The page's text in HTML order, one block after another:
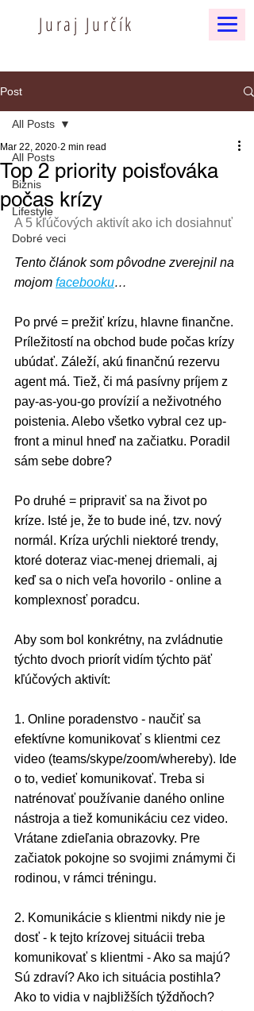
Juraj Jurčík
Post
All Posts
Biznis
Lifestyle
Dobré veci
All Posts
Top 2 priority poisťováka
počas krízy
Mar 22, 2020 2 min read
A 5 kľúčových aktivít ako ich dosiahnuť
Tento článok som pôvodne zverejnil na
mojom facebooku…
Po prvé = prežiť krízu, hlavne finančne.
Príležitostí na obchod bude počas krízy
ubúdať. Záleží, akú finančnú rezervu
agent má. Tiež, či má pasívny príjem z
pay-as-you-go provízií a neživotného
poistenia. Alebo všetko vybral cez up-
front a minul hneď na začiatku. Poradil
sám sebe dobre?
Po druhé = pripraviť sa na život po
kríze. Isté je, že to bude iné, tzv. nový
normál. Kríza urýchli niektoré trendy,
ktoré doteraz viac-menej driemali, aj
keď sa o nich veľa hovorilo - online a
komplexnosť poradcu.
Aby som bol konkrétny, na zvládnutie
týchto dvoch priorít vidím týchto päť
kľúčových aktivít:
1. Online poradenstvo - naučiť sa
efektívne komunikovať s klientmi cez
video (teams/skype/zoom/whereby). Ide
o to, vedieť komunikovať. Treba si
natrénovať používanie daného online
nástroja a tiež komunikáciu cez video.
Vrátane zdieľania obrazovky. Pre
začiatok pokojne so svojimi známymi či
rodinou, v rámci tréningu.
2. Komunikácie s klientmi nikdy nie je
dosť - k tejto krízovej situácii treba
komunikovať s klientmi - Ako sa majú?
Sú zdraví? Ako ich situácia postihla?
Ako to vidia v najbližších týždňoch?